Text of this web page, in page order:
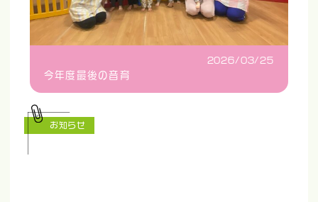
2026/03/25
今年度最後の音育
お知らせ